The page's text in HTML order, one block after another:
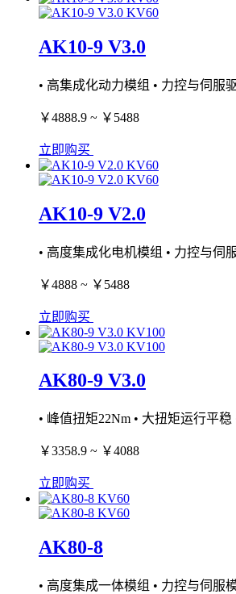
AK10-9 V3.0
• 高集成化动力模组 • 力控与伺服
￥4888.9 ~ ￥5488
立即购买
AK10-9 V2.0
• 高度集成化电机模组 • 力控与伺
￥4888 ~ ￥5488
立即购买
AK80-9 V3.0
• 峰值扭矩22Nm • 大扭矩运行平
￥3358.9 ~ ￥4088
立即购买
AK80-8
• 高度集成一体模组 • 力控与伺服